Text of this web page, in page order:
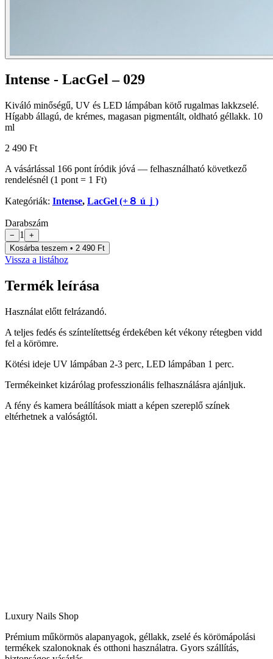
Intense - LacGel – 029
Kiváló minőségű, UV és LED lámpában kötő rugalmas lakkzselé.
Hígabb állagú, de krémes, magasan pigmentált, oldható géllakk. 10
ml
2 490 Ft
A vásárlással 166 pont íródik jóvá — felhasználható következő
rendelésnél (1 pont = 1 Ft)
Kategóriák: Intense, LacGel (+８ úｊ)
Darabszám
− 1
+
Kosárba teszem • 2 490 Ft
Vissza a listához
Termék leírása
Használat előtt felrázandó.
A teljes fedés és színtelítettség érdekében két vékony rétegben vidd
fel a körömre.
Kötési ideje UV lámpában 2-3 perc, LED lámpában 1 perc.
Termékeinket kizárólag professzionális felhasználásra ajánljuk.
A fény és kamera beállítások miatt a képen szereplő színek
eltérhetnek a valóságtól.
Luxury Nails Shop
Prémium műkörmös alapanyagok, géllakk, zselé és körömápolási
termékek szalonoknak és otthoni használatra. Gyors szállítás,